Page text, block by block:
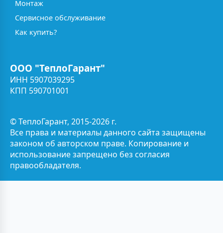
Монтаж
Сервисное обслуживание
Как купить?
ООО "ТеплоГарант"
ИНН 5907039295
КПП 590701001
© ТеплоГарант, 2015-2026 г.
Все права и материалы данного сайта защищены
законом об авторском праве. Копирование и
использование запрещено без согласия
правообладателя.